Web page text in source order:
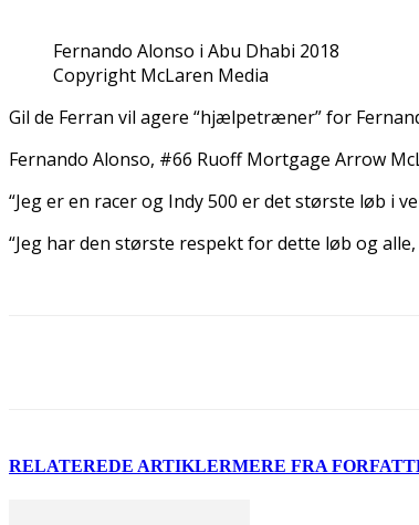
Fernando Alonso i Abu Dhabi 2018
Copyright McLaren Media
Gil de Ferran vil agere “hjælpetræner” for
Fernando Alonso, #66 Ruoff Mortgage Arrow
“Jeg er en racer og Indy 500 er det største løb i
“Jeg har den største respekt for dette løb og
RELATEREDE ARTIKLERMERE FRA